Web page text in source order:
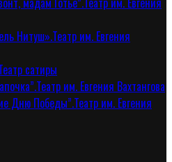
Нитуш».Театр им. Евгения
сатиры
им. Евгения Вахтангова
Дню Победы”.Театр им. Евгения